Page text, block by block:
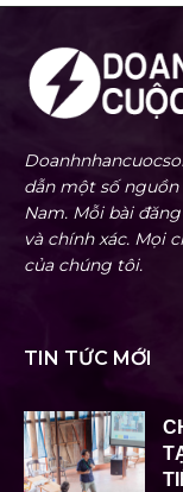
dẫn một số
Nam. Mỗi bài
và chính xác. Mọi
của chúng tôi.
TIN TỨC MỚI